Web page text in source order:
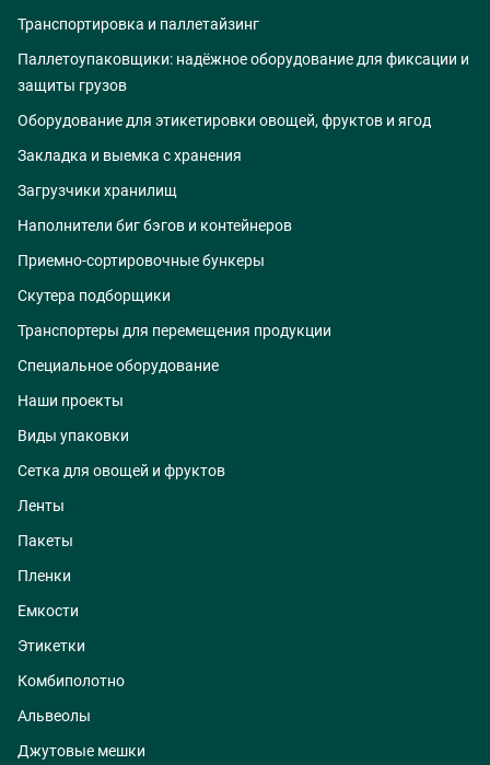
Транспортировка и паллетайзинг
Паллетоупаковщики: надёжное оборудование для фиксации и
защиты грузов
Оборудование для этикетировки овощей, фруктов и ягод
Закладка и выемка с хранения
Загрузчики хранилищ
Наполнители биг бэгов и контейнеров
Приемно-сортировочные бункеры
Скутера подборщики
Транспортеры для перемещения продукции
Специальное оборудование
Наши проекты
Виды упаковки
Сетка для овощей и фруктов
Ленты
Пакеты
Пленки
Емкости
Этикетки
Комбиполотно
Альвеолы
Джутовые мешки